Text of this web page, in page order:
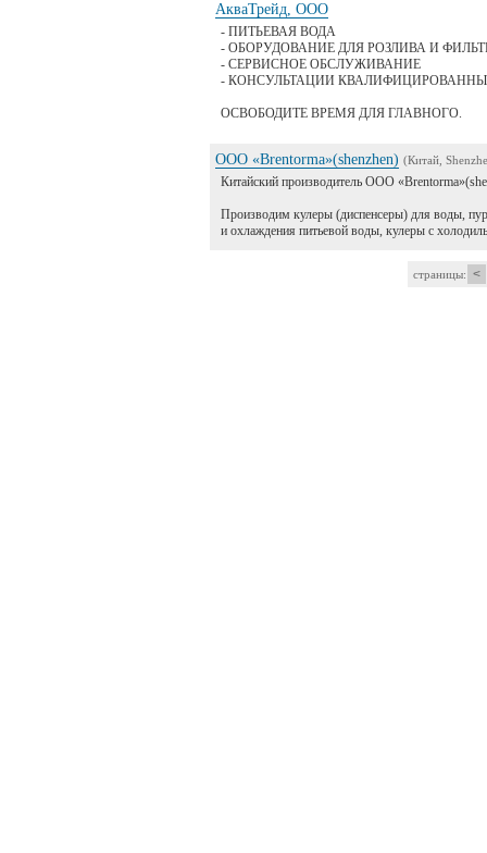
АкваТрейд, ООО
- ПИТЬЕВАЯ ВОДА
- ОБОРУДОВАНИЕ ДЛЯ РОЗЛИВА И
- СЕРВИСНОЕ ОБСЛУЖИВАНИЕ
- КОНСУЛЬТАЦИИ
ОСВОБОДИТЕ ВРЕМЯ ДЛЯ ГЛАВНОГО.
ООО «Brentorma»(shenzhen) (Китай,
Китайский производитель ООО
Производим кулеры (диспенсеры) для воды,
и охлаждения питьевой воды, кулеры с
страницы: <